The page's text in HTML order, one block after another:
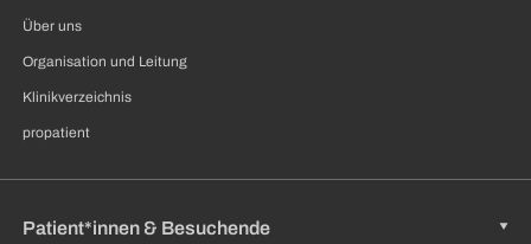
Über uns
Organisation und Leitung
Klinikverzeichnis
propatient
Patient*innen & Besuchende